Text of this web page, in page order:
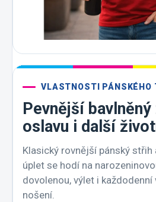
VLASTNOSTI PÁNSKÉHO
Pevnější
oslavu i další
Klasický rovnější pánský střih
úplet se hodí na
dovolenou, výlet i
nošení.